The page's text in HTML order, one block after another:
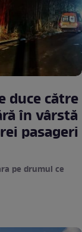
duce către
în vârstă
pasageri
pe drumul ce